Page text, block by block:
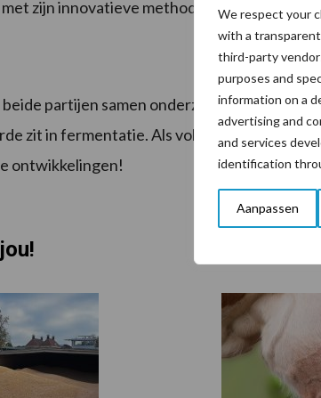
We respect your
with a
third-party
purposes and
information on a
advertising and
and services
identification
Aanpassen
zijn innovatieve methoden voor proteïnen
partijen samen onderzoeken of er voor
zit in fermentatie. Als volgende worden de
ontwikkelingen!